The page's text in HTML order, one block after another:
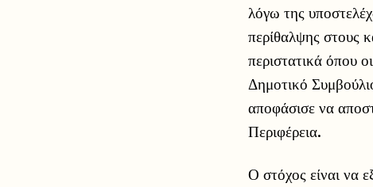
λόγω της
περίθαλψης στους
περιστατικά όπου
Δημοτικό
αποφάσισε να
Περιφέρεια.
Ο στόχος είναι να